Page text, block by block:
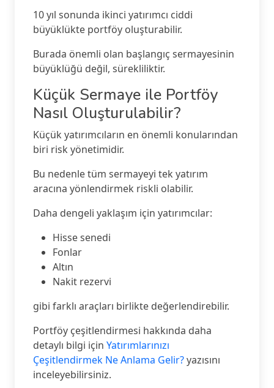
10 yıl sonunda ikinci yatırımcı ciddi
büyüklükte portföy oluşturabilir.
Burada önemli olan başlangıç sermayesinin
büyüklüğü değil, sürekliliktir.
Küçük Sermaye ile Portföy
Nasıl Oluşturulabilir?
Küçük yatırımcıların en önemli konularından
biri risk yönetimidir.
Bu nedenle tüm sermayeyi tek yatırım
aracına yönlendirmek riskli olabilir.
Daha dengeli yaklaşım için yatırımcılar:
Hisse senedi
Fonlar
Altın
Nakit rezervi
gibi farklı araçları birlikte değerlendirebilir.
Portföy çeşitlendirmesi hakkında daha
detaylı bilgi için Yatırımlarınızı
Çeşitlendirmek Ne Anlama Gelir?yazısını
inceleyebilirsiniz.